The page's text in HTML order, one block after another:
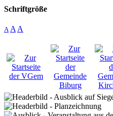
Schriftgröße
A A A